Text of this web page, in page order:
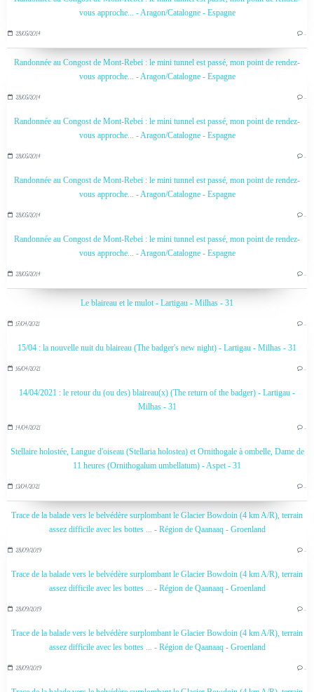
vous approche... - Aragon/Catalogne - Espagne
28/05/2014 …
Randonnée au Congost de Mont-Rebei : le mini tunnel est passé, mon point de rendez-
vous approche... - Aragon/Catalogne - Espagne
28/05/2014 …
Randonnée au Congost de Mont-Rebei : le mini tunnel est passé, mon point de rendez-
vous approche... - Aragon/Catalogne - Espagne
28/05/2014 …
Randonnée au Congost de Mont-Rebei : le mini tunnel est passé, mon point de rendez-
vous approche... - Aragon/Catalogne - Espagne
28/05/2014 …
Randonnée au Congost de Mont-Rebei : le mini tunnel est passé, mon point de rendez-
vous approche... - Aragon/Catalogne - Espagne
28/05/2014 …
Le blaireau et le mulot - Lartigau - Milhas - 31
17/04/2021 …
15/04 : la nouvelle nuit du blaireau (The badger's new night) - Lartigau - Milhas - 31
16/04/2021 …
14/04/2021 : le retour du (ou des) blaireau(x) (The return of the badger) - Lartigau -
Milhas - 31
14/04/2021 …
Stellaire holostée, Langue d'oiseau (Stellaria holostea) et Ornithogale à ombelle, Dame de
11 heures (Ornithogalum umbellatum) - Aspet - 31
13/04/2021 …
Trace de la balade vers le belvédère surplombant le Glacier Bowdoin (4 km A/R), terrain
assez difficile avec les bottes ... - Région de Qaanaaq - Groenland
28/09/2019 …
Trace de la balade vers le belvédère surplombant le Glacier Bowdoin (4 km A/R), terrain
assez difficile avec les bottes ... - Région de Qaanaaq - Groenland
28/09/2019 …
Trace de la balade vers le belvédère surplombant le Glacier Bowdoin (4 km A/R), terrain
assez difficile avec les bottes ... - Région de Qaanaaq - Groenland
28/09/2019 …